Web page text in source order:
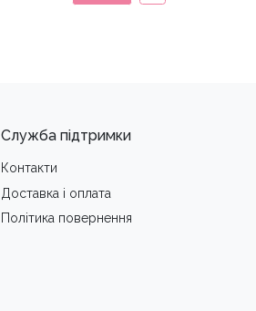
Служба підтримки
Контакти
Доставка i оплата
Політика повернення